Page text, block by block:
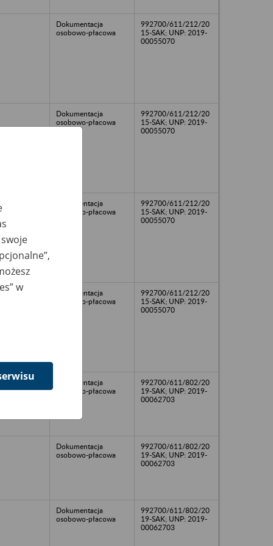
Dokumentacja
osobowo-płacowa
992700/611/212/20
15-SAK; UNP: 2019-
00055070
Dokumentacja
osobowo-płacowa
992700/611/212/20
15-SAK; UNP: 2019-
00055070
Dokumentacja
osobowo-płacowa
992700/611/212/20
15-SAK; UNP: 2019-
00055070
Dokumentacja
osobowo-płacowa
992700/611/212/20
15-SAK; UNP: 2019-
00055070
Dokumentacja
osobowo-płacowa
992700/611/802/20
19-SAK; UNP: 2019-
00062703
Dokumentacja
osobowo-płacowa
992700/611/802/20
19-SAK; UNP: 2019-
00062703
Dokumentacja
osobowo-płacowa
992700/611/802/20
19-SAK; UNP: 2019-
00062703
w